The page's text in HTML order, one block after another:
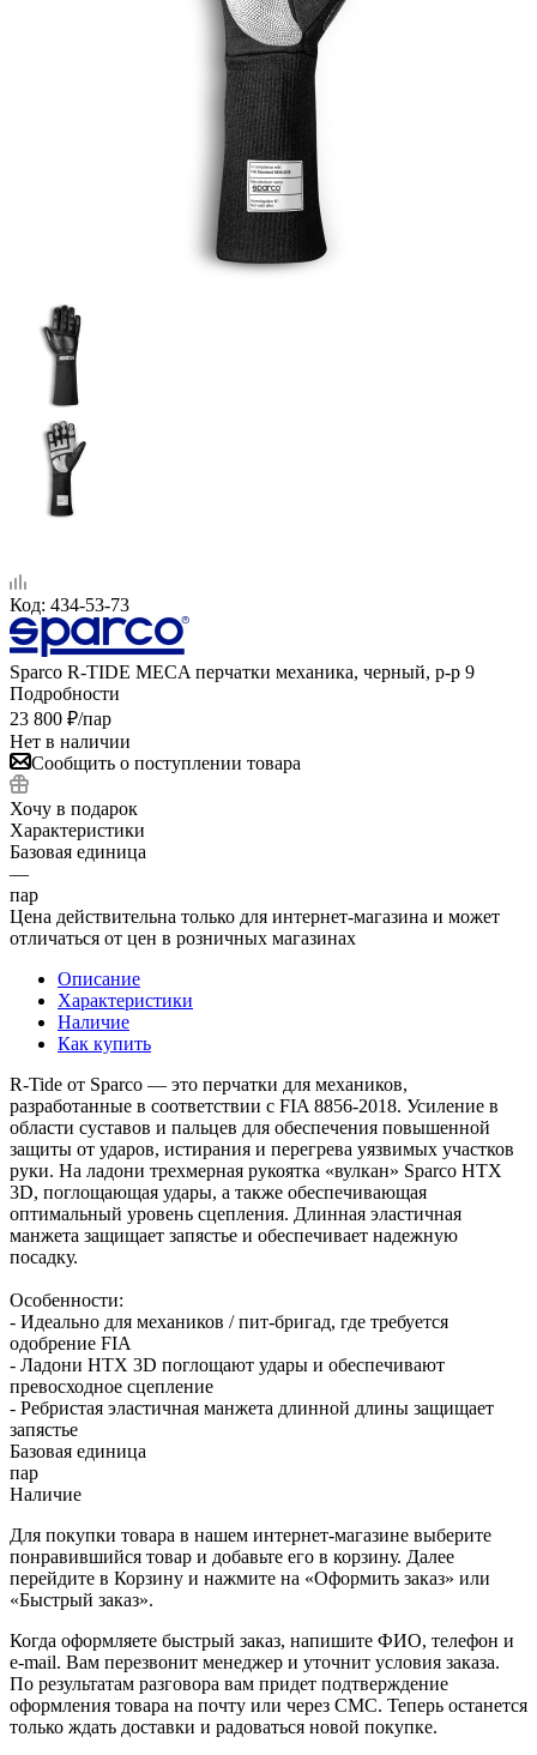
Код: 434-53-73
Sparco R-TIDE MECA перчатки механика, черный, р-р 9
Подробности
23 800 ₽/пар
Нет в наличии
Сообщить о поступлении товара
Хочу в подарок
Характеристики
Базовая единица
—
пар
Цена действительна только для интернет-магазина и может
отличаться от цен в розничных магазинах
Описание
Характеристики
Наличие
Как купить
R-Tide от Sparco — это перчатки для механиков,
разработанные в соответствии с FIA 8856-2018. Усиление в
области суставов и пальцев для обеспечения повышенной
защиты от ударов, истирания и перегрева уязвимых участков
руки. На ладони трехмерная рукоятка «вулкан» Sparco HTX
3D, поглощающая удары, а также обеспечивающая
оптимальный уровень сцепления. Длинная эластичная
манжета защищает запястье и обеспечивает надежную
посадку.
Особенности:
- Идеально для механиков / пит-бригад, где требуется
одобрение FIA
- Ладони HTX 3D поглощают удары и обеспечивают
превосходное сцепление
- Ребристая эластичная манжета длинной длины защищает
запястье
Базовая единица
пар
Наличие
Для покупки товара в нашем интернет-магазине выберите
понравившийся товар и добавьте его в корзину. Далее
перейдите в Корзину и нажмите на «Оформить заказ» или
«Быстрый заказ».
Когда оформляете быстрый заказ, напишите ФИО, телефон и
e-mail. Вам перезвонит менеджер и уточнит условия заказа.
По результатам разговора вам придет подтверждение
оформления товара на почту или через СМС. Теперь останется
только ждать доставки и радоваться новой покупке.